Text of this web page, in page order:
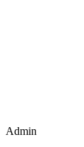
Admin